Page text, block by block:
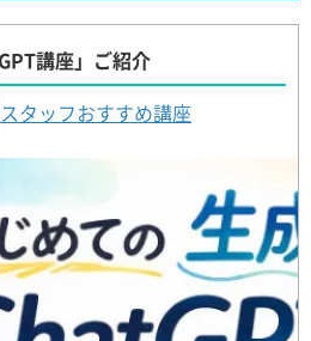
講座」ご紹介
スタッフおすすめ講座